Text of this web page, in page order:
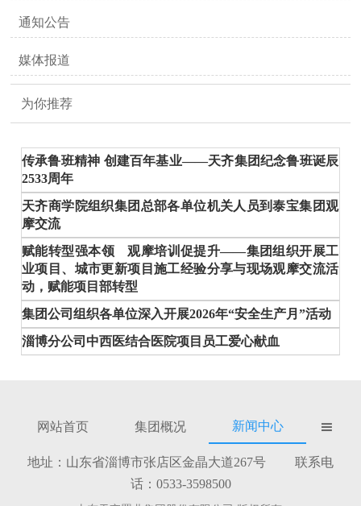
通知公告
媒体报道
为你推荐
传承鲁班精神 创建百年基业——天齐集团纪念鲁班诞辰
2533周年
天齐商学院组织集团总部各单位机关人员到泰宝集团观
摩交流
赋能转型强本领 观摩培训促提升——集团组织开展工
业项目、城市更新项目施工经验分享与现场观摩交流活
动，赋能项目部转型
集团公司组织各单位深入开展2026年“安全生产月”活动
淄博分公司中西医结合医院项目员工爱心献血
网站首页 集团概况 新闻中心 
地址：山东省淄博市张店区金晶大道267号 联系电
话：0533-3598500